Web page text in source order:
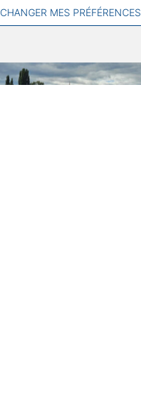
CHANGER MES PRÉFÉRENCES